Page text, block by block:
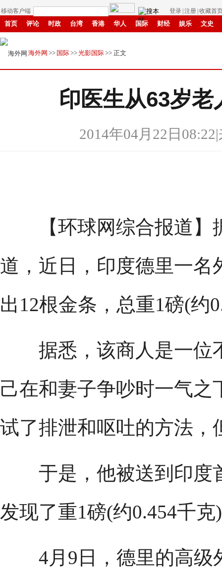
移动客户端 登录 注册 收藏首
首页 评论 时政 台湾 香港 华人 国际 财经 娱乐 文史
招商
海外网 >> 国际>>光影国际>> 正文
印医生从63岁
2014年04月22日08:22|
【环球网综合报道】
道，近日，印度德里一名
出12根金条，总重1磅(约
据悉，该商人是一位
己在和妻子争吵时一气
试了排泄和呕吐的方法，
于是，他被送到印度
发现了重1磅(约0.454千
4月9日，德里的高级